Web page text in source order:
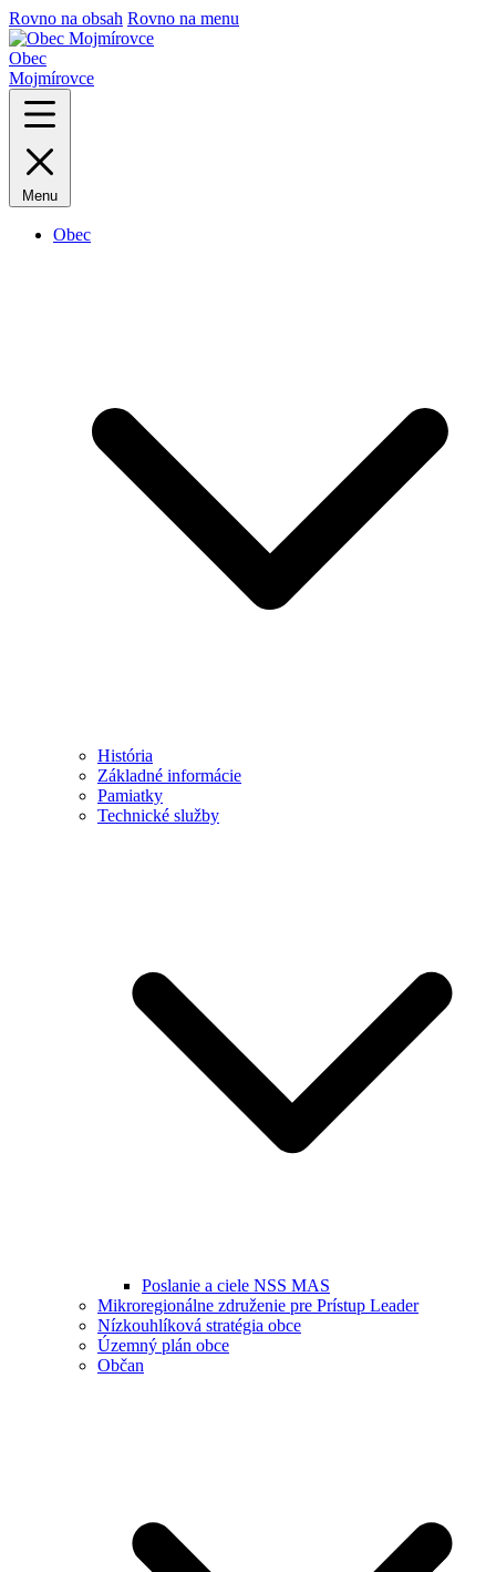
Rovno na obsah Rovno na menu
Obec
Mojmírovce
Menu
Obec
História
Základné informácie
Pamiatky
Technické služby
Poslanie a ciele NSS MAS
Mikroregionálne združenie pre Prístup Leader
Nízkouhlíková stratégia obce
Územný plán obce
Občan